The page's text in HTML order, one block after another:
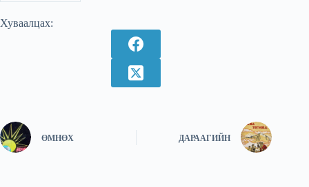
Хуваалцах:
ӨМНӨХ ДАРААГИЙН